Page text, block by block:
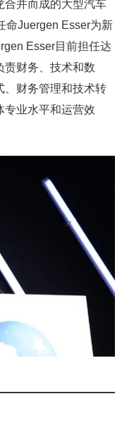
合并而成的大型汽车
命Juergen Esser为新
Esser目前担任达
责财务、技术和数
、财务管理和技术转
专业水平和运营效